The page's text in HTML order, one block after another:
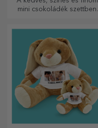
mini csokoládék szettben
számára.